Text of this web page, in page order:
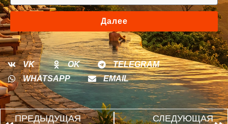
Далее
VK OK
TELEGRAM
WHATSAPP
EMAIL
ПРЕДЫДУЩАЯ СЛЕДУЮЩАЯ